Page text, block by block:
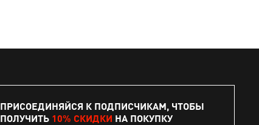
ПРИСОЕДИНЯЙСЯ К ПОДПИСЧИКАМ, ЧТОБЫ
ПОЛУЧИТЬ 10% СКИДКИ НА ПОКУПКУ